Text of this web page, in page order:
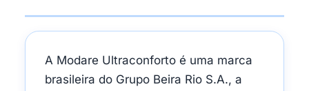
A Modare Ultraconforto é uma marca
brasileira do Grupo Beira Rio S.A., a